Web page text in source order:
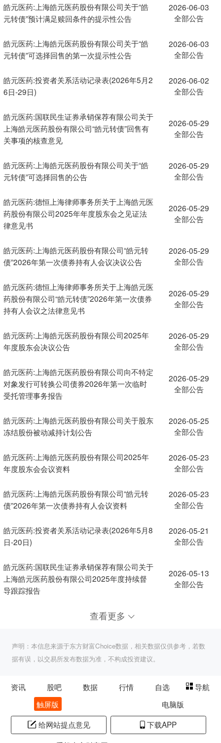
皓元医药:上海皓元医药股份有限公司关于“皓
元转债”预计满足赎回条件的提示性公告
2026-06-03
全部公告
皓元医药:上海皓元医药股份有限公司关于“皓
元转债”可选择回售的第一次提示性公告
2026-06-03
全部公告
皓元医药:投资者关系活动记录表(2026年5月2
6日-29日)
2026-06-02
全部公告
皓元医药:国联民生证券承销保荐有限公司关于
上海皓元医药股份有限公司“皓元转债”回售有
关事项的核查意见
2026-05-29
全部公告
皓元医药:上海皓元医药股份有限公司关于“皓
元转债”可选择回售的公告
2026-05-29
全部公告
皓元医药:德恒上海律师事务所关于上海皓元医
药股份有限公司2025年年度股东会之见证法
律意见书
2026-05-29
全部公告
皓元医药:上海皓元医药股份有限公司“皓元转
债”2026年第一次债券持有人会议决议公告
2026-05-29
全部公告
皓元医药:德恒上海律师事务所关于上海皓元医
药股份有限公司“皓元转债”2026年第一次债券
持有人会议之法律意见书
2026-05-29
全部公告
皓元医药:上海皓元医药股份有限公司2025年
年度股东会决议公告
2026-05-29
全部公告
皓元医药:上海皓元医药股份有限公司向不特定
对象发行可转换公司债券2026年第一次临时
受托管理事务报告
2026-05-29
全部公告
皓元医药:上海皓元医药股份有限公司关于股东
冻结股份被动减持计划公告
2026-05-25
全部公告
皓元医药:上海皓元医药股份有限公司2025年
年度股东会会议资料
2026-05-23
全部公告
皓元医药:上海皓元医药股份有限公司“皓元转
债”2026年第一次债券持有人会议资料
2026-05-23
全部公告
皓元医药:投资者关系活动记录表(2026年5月8
日-20日)
2026-05-21
全部公告
皓元医药:国联民生证券承销保荐有限公司关于
上海皓元医药股份有限公司2025年度持续督
导跟踪报告
2026-05-13
全部公告
查看更多
声明：本信息来源于东方财富Choice数据，相关数据仅供参考，若数
据有误，以交易所发布数据为准，不构成投资建议。
资讯 股吧 数据 行情 自选
导航
触屏版
电脑版
给网站提点意见
下载APP